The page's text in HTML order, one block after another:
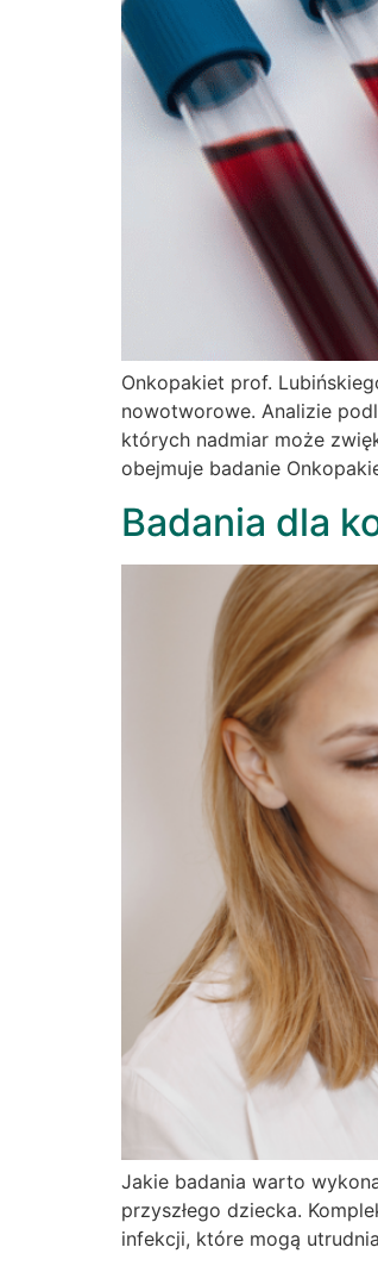
Onkopakiet prof.
nowotworowe. Analizie
których nadmiar może
obejmuje badanie
Badania dla
Jakie badania warto
przyszłego dziecka.
infekcji, które mogą